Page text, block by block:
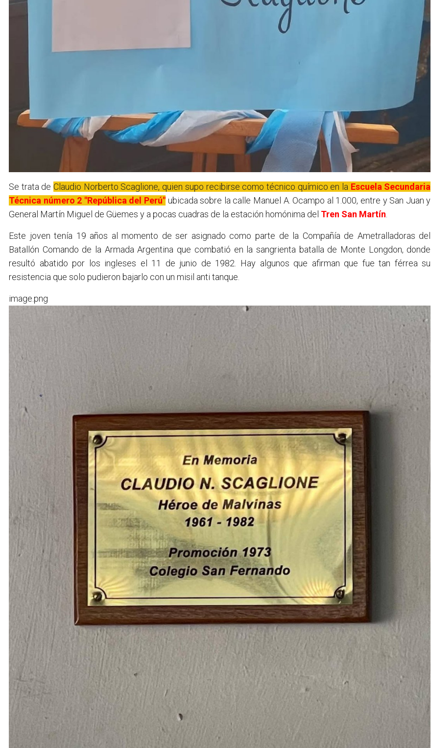
Se trata deClaudio Norberto Scaglione, quien supo recibirse como técnico químico en la Escuela Secundaria
Técnica número 2 "República del Perú"ubicada sobre la calle Manuel A. Ocampo al 1.000, entre y San Juan y
General Martín Miguel de Güemes y a pocas cuadras de la estación homónima del Tren San Martín
Este joven tenía 19 años al momento de ser asignado como parte de la Compañía de Ametralladoras del
Batallón Comando de la Armada Argentina que combatió en la sangrienta batalla de Monte Longdon, donde
resultó abatido por los ingleses el 11 de junio de 1982. Hay algunos que afirman que fue tan férrea su
resistencia que solo pudieron bajarlo con un misil anti tanque.
image.png